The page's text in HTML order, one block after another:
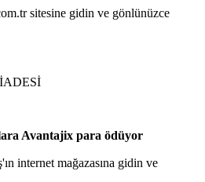
sitesine gidin ve gönlünüzce
Avantajix para ödüyor
internet mağazasına gidin ve